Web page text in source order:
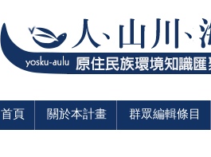
首頁 關於本計畫 群眾編輯條目